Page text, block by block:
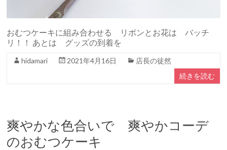
おむつケーキに組み合わせる リボンとお花は バッチ
リ！！ あとは グッズの到着を
hidamari 2021年4月16日
店長の徒然
続きを読む
爽やかな色合いで 爽やかコーデ
のおむつケーキ